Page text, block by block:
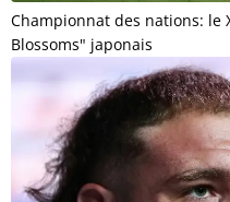
Championnat des nations: le
Blossoms" japonais